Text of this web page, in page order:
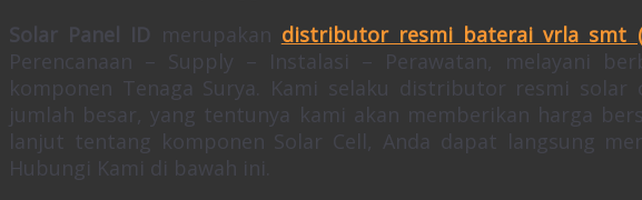
Solar Panel ID merupakan distributor resmi baterai vrla smt
Perencanaan – Supply – Instalasi – Perawatan, melayani
komponen Tenaga Surya. Kami selaku distributor resmi solar
jumlah besar, yang tentunya kami akan memberikan harga
lanjut tentang komponen Solar Cell, Anda dapat langsung
Hubungi Kami di bawah ini.